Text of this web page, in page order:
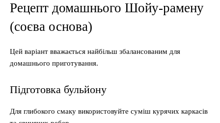
Рецепт домашнього Шойу-рамену
(соєва основа)
Цей варіант вважається найбільш збалансованим для
домашнього приготування.
Підготовка бульйону
Для глибокого смаку використовуйте суміш курячих каркасів